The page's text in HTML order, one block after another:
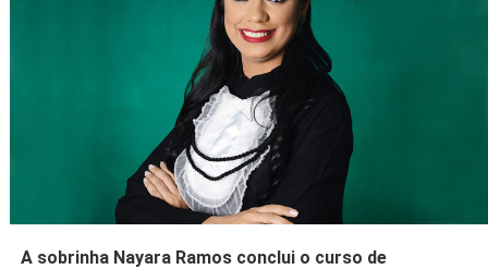
A sobrinha Nayara Ramos conclui o curso de